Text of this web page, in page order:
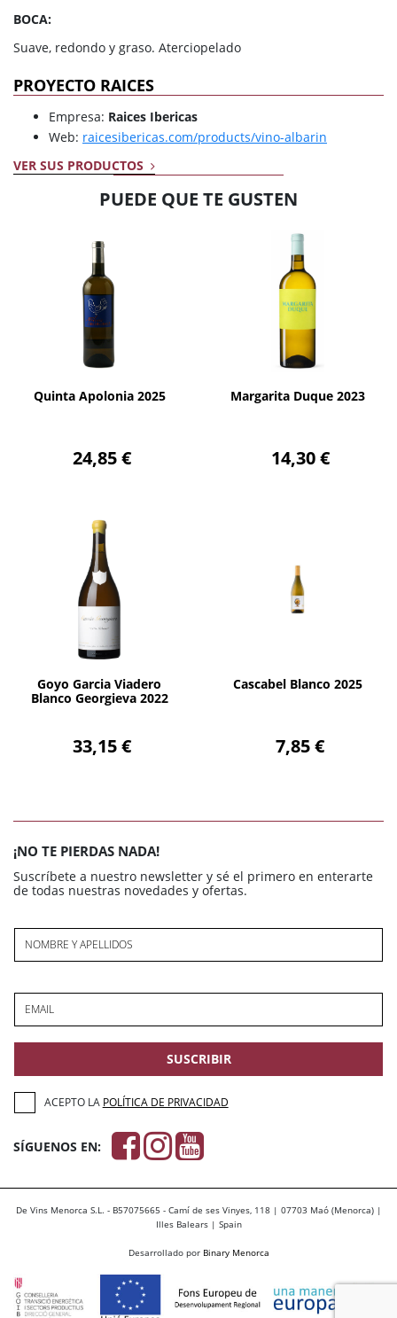
BOCA:
Suave, redondo y graso. Aterciopelado
PROYECTO RAICES
Empresa: Raices Ibericas
Web: raicesibericas.com/products/vino-albarin
VER SUS PRODUCTOS
PUEDE QUE TE GUSTEN
Quinta Apolonia 2025
24,85 €
AÑADIR
Margarita Duque 2023
14,30 €
AÑADIR
Goyo Garcia Viadero
Blanco Georgieva 2022
33,15 €
AÑADIR
Cascabel Blanco 2025
7,85 €
¡NO TE PIERDAS NADA!
Suscríbete a nuestro newsletter y sé el primero en enterarte
de todas nuestras novedades y ofertas.
NOMBRE Y APELLIDOS
EMAIL
SUSCRIBIR
ACEPTO LA POLÍTICA DE PRIVACIDAD
SÍGUENOS EN:
De Vins Menorca S.L. - B57075665 - Camí de ses Vinyes, 118 | 07703 Maó (Menorca) |
Illes Balears | Spain
Desarrollado por Binary Menorca